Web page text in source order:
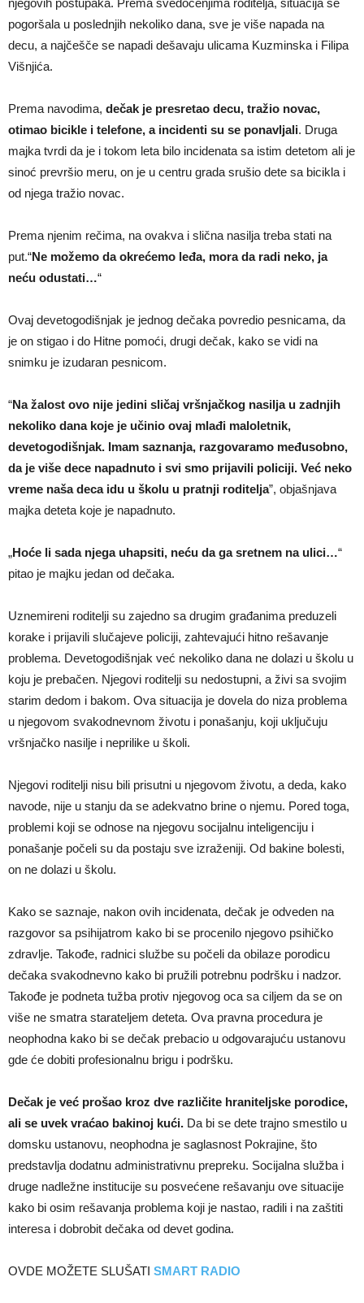
pogoršala u poslednjih nekoliko dana, sve je više napada na
decu, a najčešče se napadi dešavaju ulicama Kuzminska i Filipa
Višnjića.
Prema navodima, dečak je presretao decu, tražio novac,
otimao bicikle i telefone, a incidenti su se ponavljali. Druga
majka tvrdi da je i tokom leta bilo incidenata sa istim detetom ali je
sinoć prevršio meru, on je u centru grada srušio dete sa bicikla i
od njega tražio novac.
Prema njenim rečima, na ovakva i slična nasilja treba stati na
put.“Ne možemo da okrećemo leđa, mora da radi neko, ja
neću odustati…“
Ovaj devetogodišnjak je jednog dečaka povredio pesnicama, da
je on stigao i do Hitne pomoći, drugi dečak, kako se vidi na
snimku je izudaran pesnicom.
“Na žalost ovo nije jedini sličaj vršnjačkog nasilja u zadnjih
nekoliko dana koje je učinio ovaj mlađi maloletnik,
devetogodišnjak. Imam saznanja, razgovaramo međusobno,
da je više dece napadnuto i svi smo prijavili policiji. Već neko
vreme naša deca idu u školu u pratnji roditelja”, objašnjava
majka deteta koje je napadnuto.
„Hoće li sada njega uhapsiti, neću da ga sretnem na ulici…“
pitao je majku jedan od dečaka.
Uznemireni roditelji su zajedno sa drugim građanima preduzeli
korake i prijavili slučajeve policiji, zahtevajući hitno rešavanje
problema. Devetogodišnjak već nekoliko dana ne dolazi u školu u
koju je prebačen. Njegovi roditelji su nedostupni, a živi sa svojim
starim dedom i bakom. Ova situacija je dovela do niza problema
u njegovom svakodnevnom životu i ponašanju, koji uključuju
vršnjačko nasilje i neprilike u školi.
Njegovi roditelji nisu bili prisutni u njegovom životu, a deda, kako
navode, nije u stanju da se adekvatno brine o njemu. Pored toga,
problemi koji se odnose na njegovu socijalnu inteligenciju i
ponašanje počeli su da postaju sve izraženiji. Od bakine bolesti,
on ne dolazi u školu.
Kako se saznaje, nakon ovih incidenata, dečak je odveden na
razgovor sa psihijatrom kako bi se procenilo njegovo psihičko
zdravlje. Takođe, radnici službe su počeli da obilaze porodicu
dečaka svakodnevno kako bi pružili potrebnu podršku i nadzor.
Takođe je podneta tužba protiv njegovog oca sa ciljem da se on
više ne smatra starateljem deteta. Ova pravna procedura je
neophodna kako bi se dečak prebacio u odgovarajuću ustanovu
gde će dobiti profesionalnu brigu i podršku.
Dečak je već prošao kroz dve različite hraniteljske porodice,
ali se uvek vraćao bakinoj kući. Da bi se dete trajno smestilo u
domsku ustanovu, neophodna je saglasnost Pokrajine, što
predstavlja dodatnu administrativnu prepreku. Socijalna služba i
druge nadležne institucije su posvećene rešavanju ove situacije
kako bi osim rešavanja problema koji je nastao, radili i na zaštiti
interesa i dobrobit dečaka od devet godina.
OVDE MOŽETE SLUŠATI SMART RADIO